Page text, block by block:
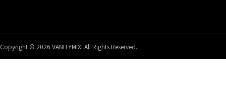
Copyright © 2026 VANITYMIX. All Rights Reserved.